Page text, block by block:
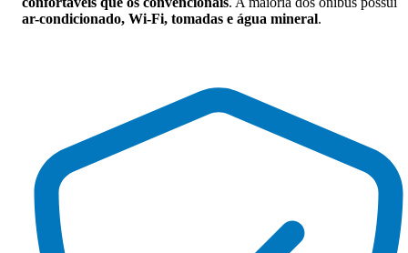
ar-condicionado, Wi-Fi, tomadas e água mineral.